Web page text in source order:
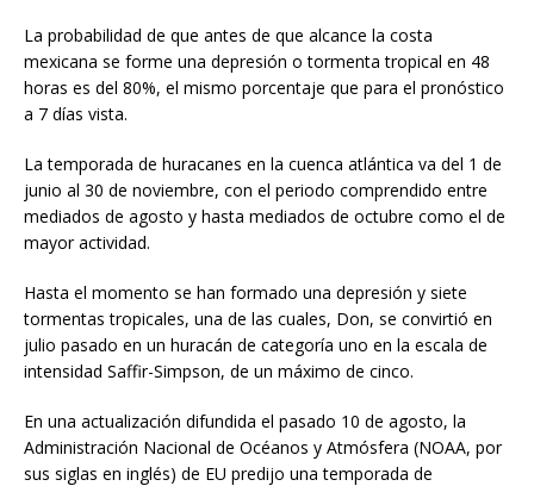
La probabilidad de que antes de que alcance la costa
mexicana se forme una depresión o tormenta tropical en 48
horas es del 80%, el mismo porcentaje que para el pronóstico
a 7 días vista.
La temporada de huracanes en la cuenca atlántica va del 1 de
junio al 30 de noviembre, con el periodo comprendido entre
mediados de agosto y hasta mediados de octubre como el de
mayor actividad.
Hasta el momento se han formado una depresión y siete
tormentas tropicales, una de las cuales, Don, se convirtió en
julio pasado en un huracán de categoría uno en la escala de
intensidad Saffir-Simpson, de un máximo de cinco.
En una actualización difundida el pasado 10 de agosto, la
Administración Nacional de Océanos y Atmósfera (NOAA, por
sus siglas en inglés) de EU predijo una temporada de